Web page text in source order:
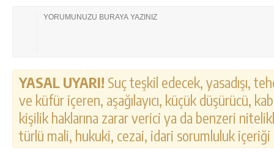
YASAL UYARI! Suç teşkil edecek, yasadışı,
ve küfür içeren, aşağılayıcı, küçük düşürücü,
kişilik haklarına zarar verici ya da benzeri
türlü mali, hukuki, cezai, idari sorumluluk